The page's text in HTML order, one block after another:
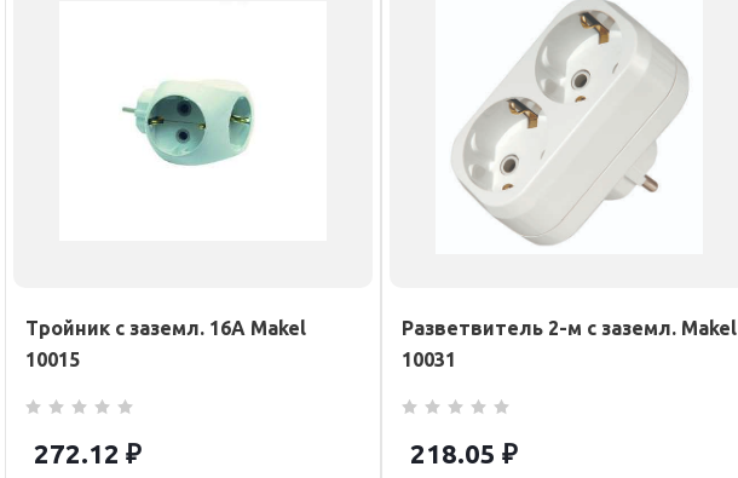
Тройник с заземл. 16А Makel
10015
272.12 ₽
Разветвитель 2-м с заземл. Makel
10031
218.05 ₽